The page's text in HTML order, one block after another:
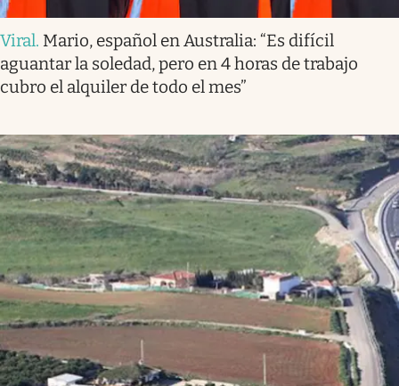
Viral. Mario, español en Australia: “Es difícil
aguantar la soledad, pero en 4 horas de trabajo
cubro el alquiler de todo el mes”